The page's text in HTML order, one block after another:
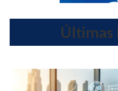
Últimas